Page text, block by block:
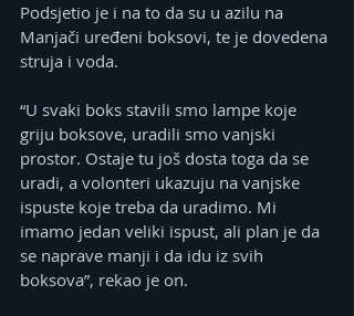
Podsjetio je i na to da su u azilu na
Manjači uređeni boksovi, te je dovedena
struja i voda.
“U svaki boks stavili smo lampe koje
griju boksove, uradili smo vanjski
prostor. Ostaje tu još dosta toga da se
uradi, a volonteri ukazuju na vanjske
ispuste koje treba da uradimo. Mi
imamo jedan veliki ispust, ali plan je da
se naprave manji i da idu iz svih
boksova”, rekao je on.